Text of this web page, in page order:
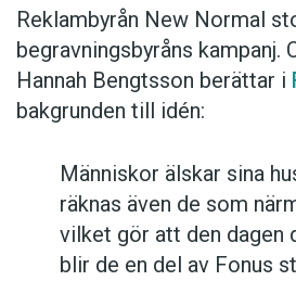
Reklambyrån New Normal
begravningsbyråns kampanj.
Hannah Bengtsson berättar i
bakgrunden till idén:
Människor älskar sina
räknas även de som
vilket gör att den dagen
blir de en del av Fonus